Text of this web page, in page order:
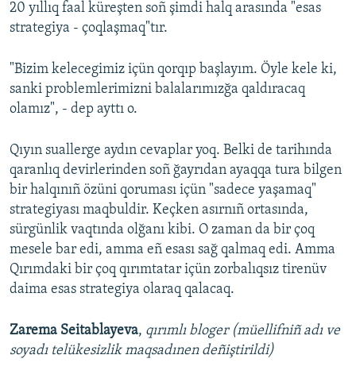
20 yıllıq faal küreşten soñ şimdi halq arasında "esas
strategiya - çoqlaşmaq"tır.
"Bizim kelecegimiz içün qorqıp başlayım. Öyle kele ki,
sanki problemlerimizni balalarımızğa qaldıracaq
olamız", - dep ayttı o.
Qıyın suallerge aydın cevaplar yoq. Belki de tarihında
qaranlıq devirlerinden soñ ğayrıdan ayaqqa tura bilgen
bir halqınıñ özüni qoruması içün "sadece yaşamaq"
strategiyası maqbuldir. Keçken asırnıñ ortasında,
sürgünlik vaqtında olğanı kibi. O zaman da bir çoq
mesele bar edi, amma eñ esası sağ qalmaq edi. Amma
Qırımdaki bir çoq qırımtatar içün zorbalıqsız tirenüv
daima esas strategiya olaraq qalacaq.
Zarema Seitablayeva, qırımlı bloger (müellifniñ adı ve
soyadı telükesizlik maqsadınen deñiştirildi)